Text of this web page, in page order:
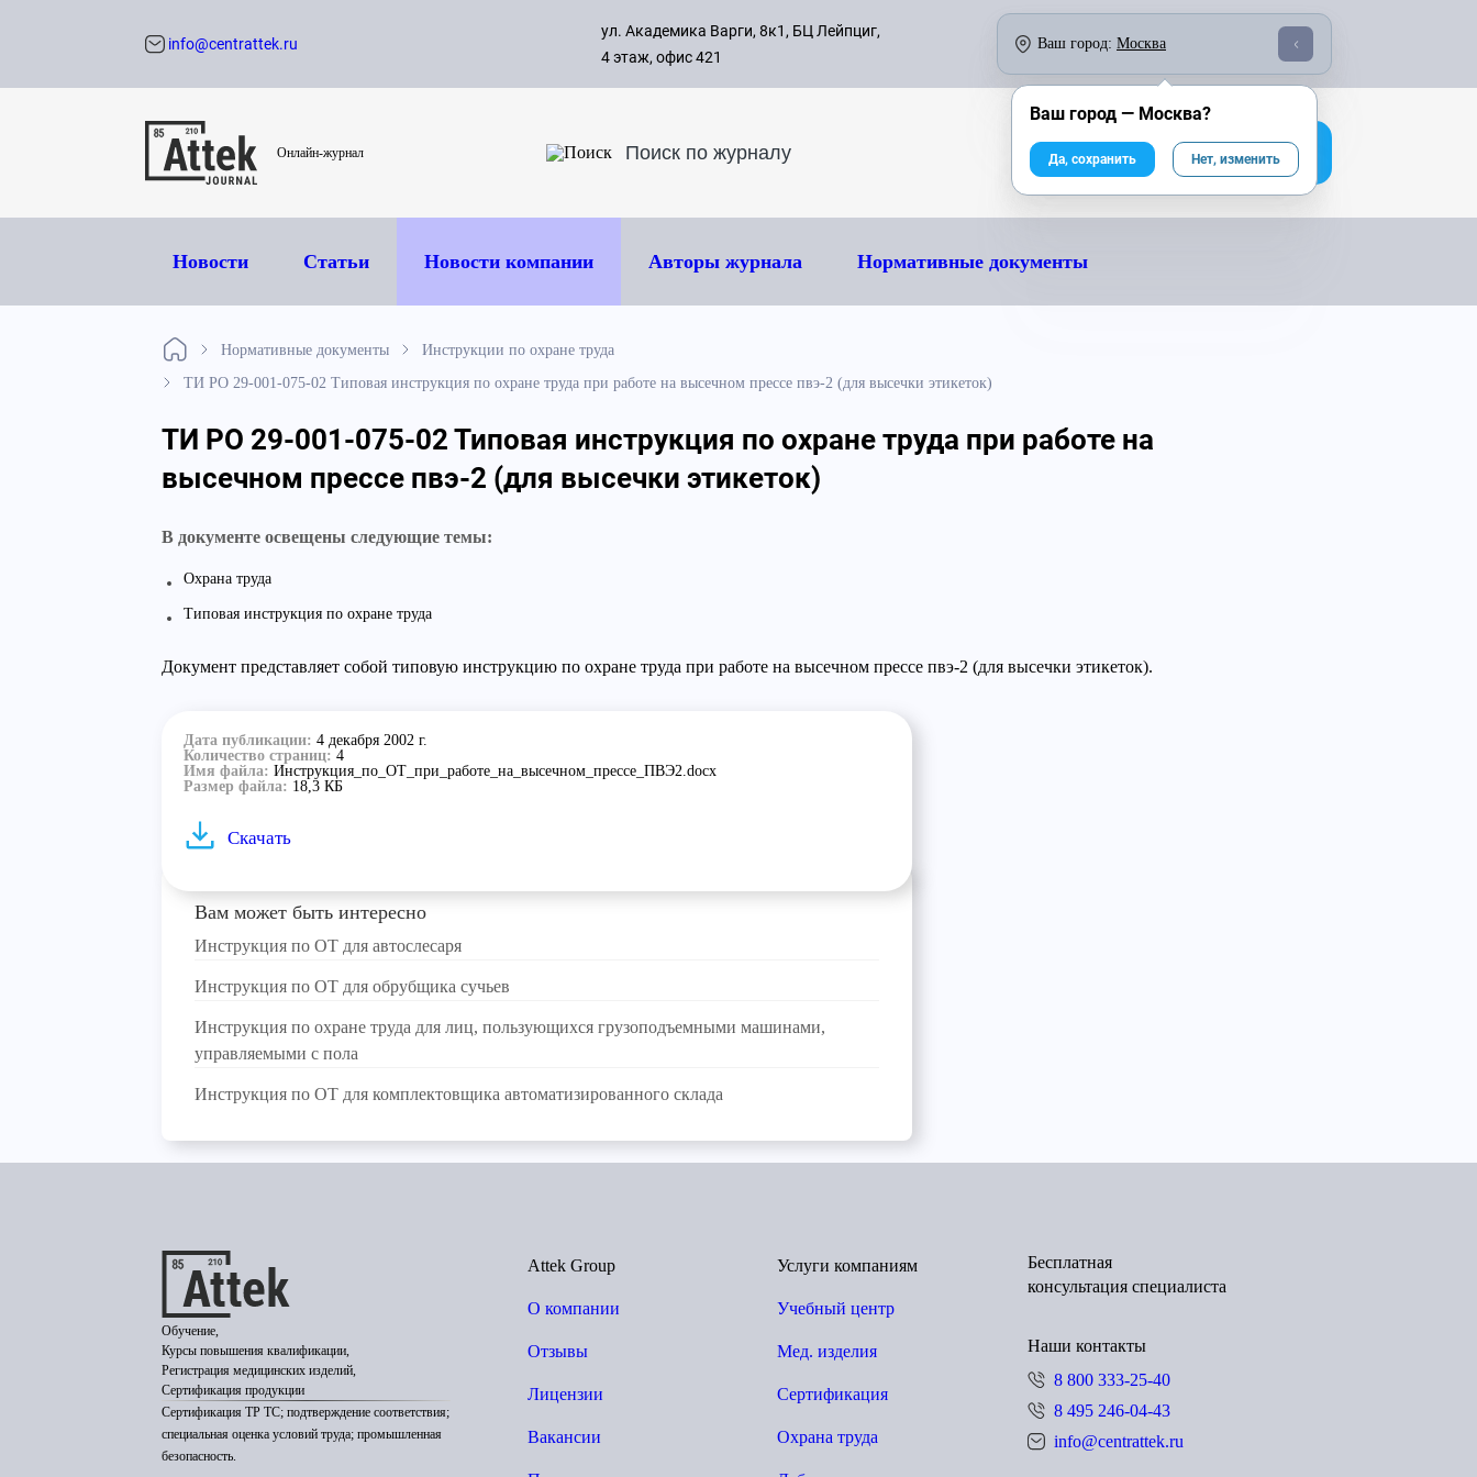
с 09:00 до 18:00:
8 495 246-04-43
По России бесплатно:
8 800 333-25-40
info@centrattek.ru
ул. Академика Варги, 8к1, БЦ Лейпциг,
4 этаж, офис 421
Ваш город: Москва
Онлайн-журнал На сайт компании
Новости Статьи Новости компании Авторы журнала Нормативные документы
Нормативные документы
Инструкции по охране труда
ТИ РО 29-001-075-02 Типовая инструкция по охране труда при работе на высечном прессе пвэ-2 (для высечки этикеток)
ТИ РО 29-001-075-02 Типовая инструкция по охране труда при работе на
высечном прессе пвэ-2 (для высечки этикеток)
В документе освещены следующие темы:
Охрана труда
Типовая инструкция по охране труда
Документ представляет собой типовую инструкцию по охране труда при работе на высечном прессе пвэ-2 (для высечки этикеток).
Дата публикации: 4 декабря 2002 г.
Количество страниц: 4
Имя файла: Инструкция_по_ОТ_при_работе_на_высечном_прессе_ПВЭ2.docx
Размер файла: 18,3 КБ
Скачать
Вам может быть интересно
Инструкция по ОТ для автослесаря
Инструкция по ОТ для обрубщика сучьев
Инструкция по охране труда для лиц, пользующихся грузоподъемными машинами,
управляемыми с пола
Инструкция по ОТ для комплектовщика автоматизированного склада
Обучение,
Курсы повышения квалификации,
Регистрация медицинских изделий,
Сертификация продукции
Сертификация ТР ТС; подтверждение соответствия;
специальная оценка условий труда; промышленная
безопасность.
Attek Group
О компании
Отзывы
Лицензии
Вакансии
Услуги компаниям
Учебный центр
Мед. изделия
Сертификация
Охрана труда
Бесплатная
консультация специалиста
Наши контакты
8 800 333-25-40
8 495 246-04-43
info@centrattek.ru
Ваш город — Москва?
Да, сохранить Нет, изменить